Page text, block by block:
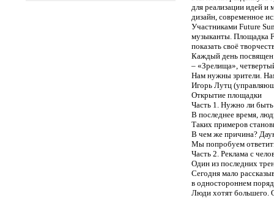
для реализации идей и
дизайн, современное
Участниками Future
музыканты. Площадка
показать своё
Каждый день посвящен
– «Зрелища»,
Нам нужны зрители.
Игорь Лутц
Открытие площадки
Часть 1. Нужно ли
В последнее время,
Таких примеров
В чем же причина?
Мы попробуем
Часть 2. Реклама с
Один из последних
Сегодня мало
в одностороннем
Люди хотят большего.